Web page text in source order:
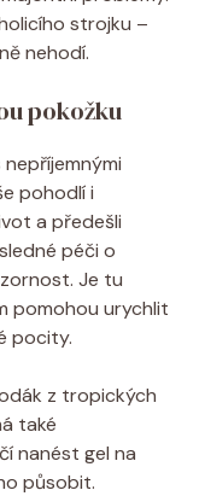
strojku –
nehodí.
pokožku
pohodlí i
a předešli
péči o
Je tu
pomohou urychlit
pocity.
z tropických
také
nanést gel na
působit.